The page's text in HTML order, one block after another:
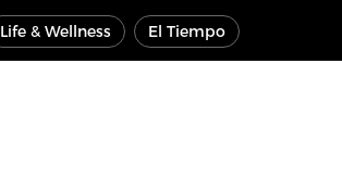
Life & Wellness El Tiempo